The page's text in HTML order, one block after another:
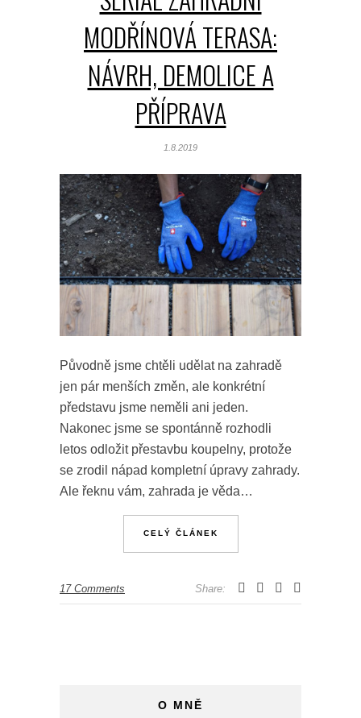
MODŘÍNOVÁ TERASA:
NÁVRH, DEMOLICE A
PŘÍPRAVA
1.8.2019
Původně jsme chtěli udělat na zahradě
jen pár menších změn, ale konkrétní
představu jsme neměli ani jeden.
Nakonec jsme se spontánně rozhodli
letos odložit přestavbu koupelny, protože
se zrodil nápad kompletní úpravy zahrady.
Ale řeknu vám, zahrada je věda…
CELÝ ČLÁNEK
17 Comments Share:
O MNĚ